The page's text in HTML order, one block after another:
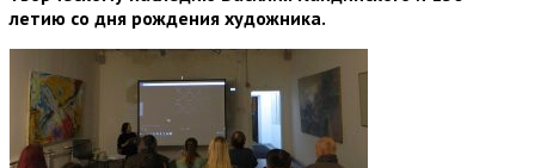
летию со дня рождения художника.